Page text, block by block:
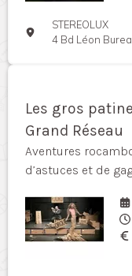
STEREOLUX
4 Bd Léon
Les gros
Grand Réseau
Aventures
d’astuces et de